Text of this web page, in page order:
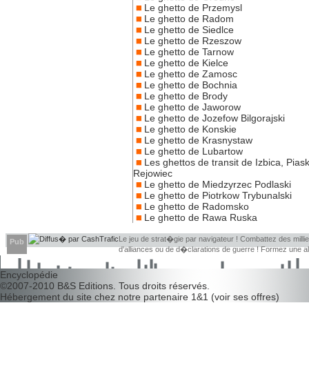
Le ghetto de Przemysl
Le ghetto de Radom
Le ghetto de Siedlce
Le ghetto de Rzeszow
Le ghetto de Tarnow
Le ghetto de Kielce
Le ghetto de Zamosc
Le ghetto de Bochnia
Le ghetto de Brody
Le ghetto de Jaworow
Le ghetto de Jozefow Bilgorajski
Le ghetto de Konskie
Le ghetto de Krasnystaw
Le ghetto de Lubartow
Les ghettos de transit de Izbica,
Rejowiec
Le ghetto de Miedzyrzec Podlaski
Le ghetto de Piotrkow Trybunalski
Le ghetto de Radomsko
Le ghetto de Rawa Ruska
Pub
Le jeu de strat�gie par navigateur ! Combattez des
d'alliances ou de d�clarations de guerre ! Formez une
d�couvrir leurs faiblesses !
Encyclopédie
©2007-2010 B&S Editions . Tous droits réservés.
Hébergement du site chez notre partenaire 1&1 (voir ses offres)